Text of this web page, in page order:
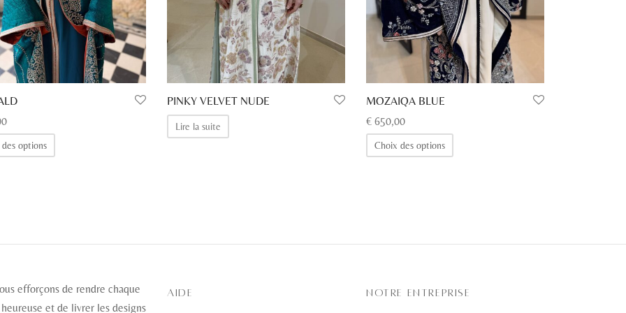
options
Ce
produit
être
choisies
PINKY VELVET NUDE
Lire la suite
MOZAIQA BLUE
€ 650,00
Choix des options
Ce
produit
être
efforçons de rendre chaque
et de livrer les designs
AIDE NOTRE ENTREPRISE